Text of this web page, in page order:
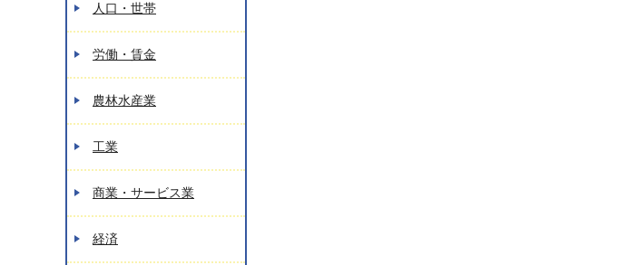
人口・世帯
労働・賃金
農林水産業
工業
商業・サービス業
経済